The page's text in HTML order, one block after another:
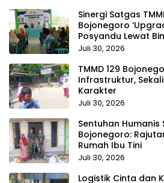
Sinergi Satgas
Bojonegoro
Posyandu Lewat
Juli 30, 2026
TMMD 129
Infrastruktur,
Karakter
Juli 30, 2026
Sentuhan Humanis
Bojonegoro:
Rumah Ibu Tini
Juli 30, 2026
Logistik Cinta dan